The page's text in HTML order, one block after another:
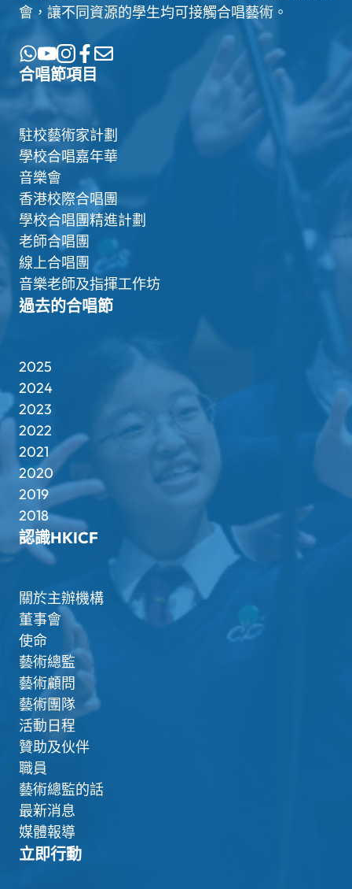
會，讓不同資源的學生均可接觸合唱藝術。
合唱節項目
駐校藝術家計劃
學校合唱嘉年華
音樂會
香港校際合唱團
學校合唱團精進計劃
老師合唱團
線上合唱團
音樂老師及指揮工作坊
過去的合唱節
2025
2024
2023
2022
2021
2020
2019
2018
認識HKICF
關於主辦機構
董事會
使命
藝術總監
藝術顧問
藝術團隊
活動日程
贊助及伙伴
職員
藝術總監的話
最新消息
媒體報導
立即行動